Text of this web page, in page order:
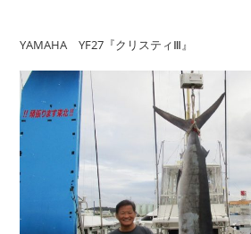
YAMAHA YF27『クリスティⅢ』